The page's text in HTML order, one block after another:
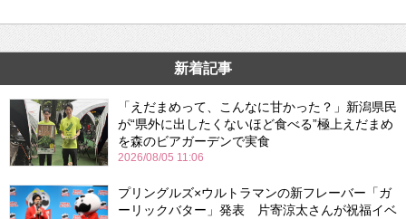
新着記事
「えだまめって、こんなに甘かった？」新潟県民
が“県外に出したくないほど食べる”極上えだまめ
を森のビアガーデンで実食
2026/08/05 11:06
プリングルズ×ウルトラマンの新フレーバー「ガ
ーリックバター」発表 片寄涼太さんが祝福イベ